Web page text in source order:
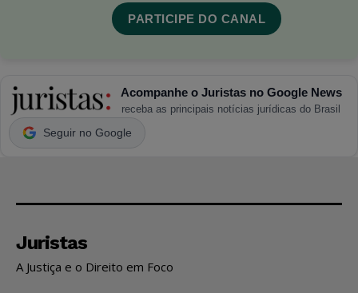
PARTICIPE DO CANAL
Acompanhe o Juristas no Google News
receba as principais notícias jurídicas do Brasil
Seguir no Google
Juristas
A Justiça e o Direito em Foco